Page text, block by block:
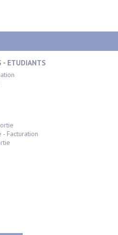
- ETUDIANTS
Facturation